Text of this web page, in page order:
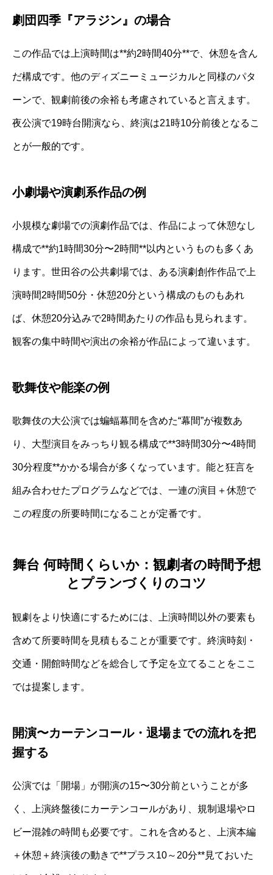
劇団四季『アラジン』の場合
この作品では上演時間は**約2時間40分**で、休憩を含ん
だ構成です。他のディズニーミュージカルと同様のパタ
ーンで、観劇前後の余裕も考慮されていると言えます。
夜公演で19時台開演なら、終演は21時10分前後となるこ
とが一般的です。
小劇場や演劇系作品の例
小規模な劇場での演劇作品では、作品によって休憩なし
構成で**約1時間30分〜2時間**以内というものも多くあ
ります。世田谷の公共劇場では、ある演劇創作作品で上
演時間2時間50分・休憩20分という構成のものもあれ
ば、休憩20分込みで2時間あたりの作品も見られます。
観客の集中時間や演出の余裕が作品によって違います。
歌舞伎や能楽の例
歌舞伎の大公演では蝙蝠幕間を含めた“幕間”が複数あ
り、大型演目をみっちり観る構成で**3時間30分〜4時間
30分程度**かかる場合が多くなっています。能と狂言を
組み合わせたプログラムなどでは、一連の演目＋休憩で
この程度の所要時間になることが定番です。
舞台 何時間くらいか：観劇者の時間予想
とプランづくりのコツ
観劇をより快適にするためには、上演時間以外の要素も
含めて所要時間を見積もることが重要です。終演時刻・
交通・開館時間などを総合して予定を立てることをここ
では提案します。
開演〜カーテンコール・退場までの流れを把
握する
公演では「開場」が開演の15〜30分前ということが多
く、上演終盤後にカーテンコールがあり、規制退場やロ
ビー混雑の時間も必要です。これを含めると、上演本編
＋休憩＋終演後の動きで**プラス10～20分**見ておいた